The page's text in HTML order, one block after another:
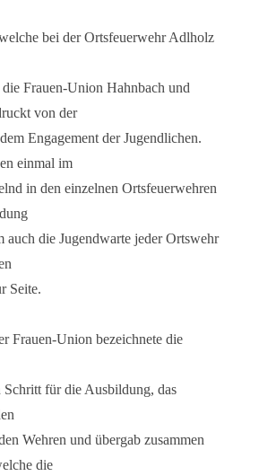
bei der Ortsfeuerwehr Adlholz
Frauen-Union Hahnbach und
von der
Engagement der Jugendlichen.
einmal im
in den einzelnen Ortsfeuerwehren
auch die Jugendwarte jeder Ortswehr
Seite.
Frauen-Union bezeichnete die
Schritt für die Ausbildung, das
Wehren und übergab zusammen
die